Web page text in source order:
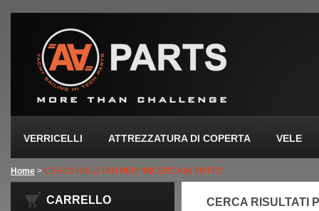
VERRICELLI ATTREZZATURA DI COPERTA VELE
Home > CERCA RISULTATI PER: 'RICERCA IN TUTTO'
CERCA RISULTATI
CARRELLO